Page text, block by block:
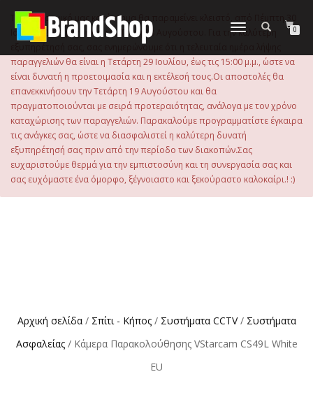
περιεχόμενο
Εναλλαγή
0
Το ηλεκτρονικό μας κατάστημα θα παραμείνει κλειστό, από Πέμπτη 30
Ιουλίου 2026 μέχρι και την Τρίτη 18 Αυγούστου. Για την καλύτερη
εξυπηρέτησή σας, σας ενημερώνουμε ότι η τελευταία ημέρα λήψης
παραγγελιών θα είναι η Τετάρτη 29 Ιουλίου, έως τις 15:00 μ.μ., ώστε να
είναι δυνατή η προετοιμασία και η εκτέλεσή τους.Οι αποστολές θα
επανεκκινήσουν την Τετάρτη 19 Αυγούστου και θα
πραγματοποιούνται με σειρά προτεραιότητας, ανάλογα με τον χρόνο
καταχώρισης των παραγγελιών. Παρακαλούμε προγραμματίστε έγκαιρα
τις ανάγκες σας, ώστε να διασφαλιστεί η καλύτερη δυνατή
εξυπηρέτησή σας πριν από την περίοδο των διακοπών.Σας
ευχαριστούμε θερμά για την εμπιστοσύνη και τη συνεργασία σας και
σας ευχόμαστε ένα όμορφο, ξέγνοιαστο και ξεκούραστο καλοκαίρι.! :)
Αρχική σελίδα/ Σπίτι - Κήπος/ Συστήματα CCTV/ Συστήματα
Ασφαλείας/ Κάμερα Παρακολούθησης VStarcam CS49L White
EU